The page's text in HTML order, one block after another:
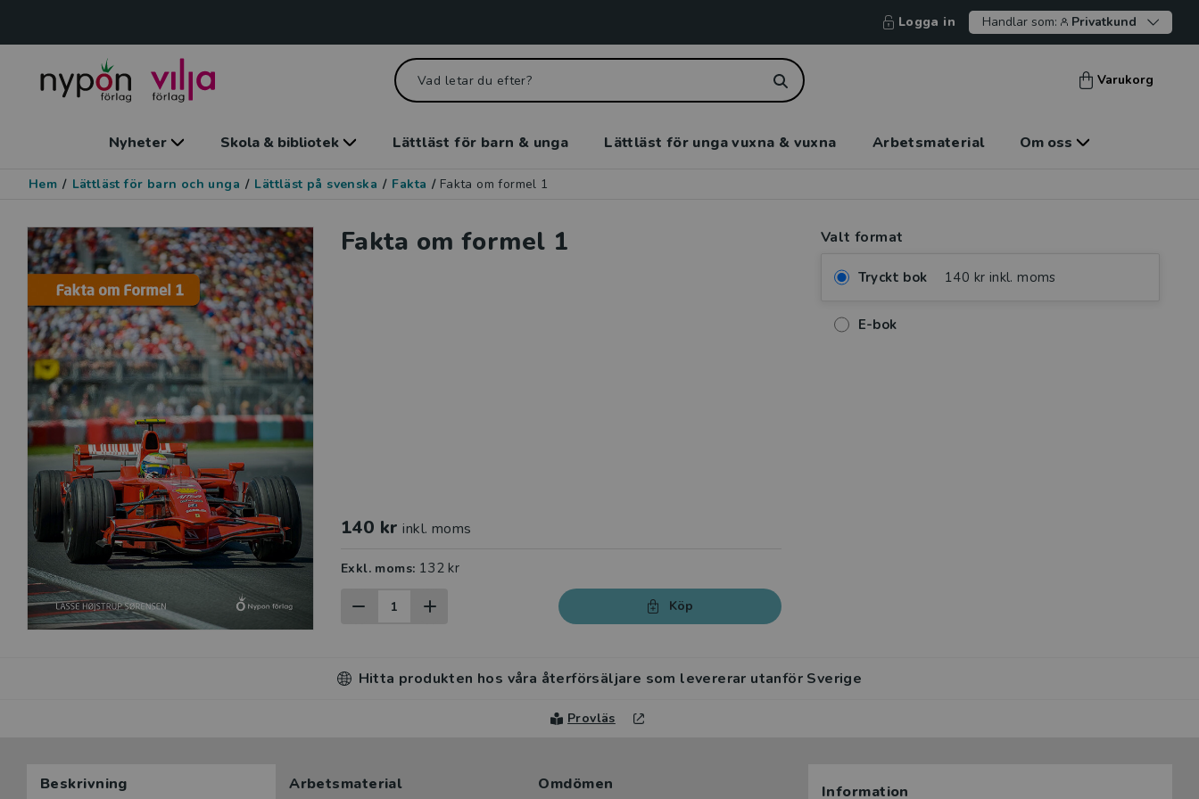
Logga in Handlar som: Privatkund
Varukorg
Nyheter Skola & bibliotek Lättläst för barn & unga Lättläst för unga vuxna & vuxna Arbetsmaterial Om oss
Hem / Lättläst för barn och unga / Lättläst på svenska / Fakta / Fakta om formel 1
Fakta om formel 1
140 kr inkl. moms
Exkl. moms: 132 kr
Köp
Valt format
Tryckt bok 140 kr inkl. moms
E-bok
Hitta produkten hos våra återförsäljare som levererar utanför Sverige
Provläs
Beskrivning Arbetsmaterial Omdömen Information